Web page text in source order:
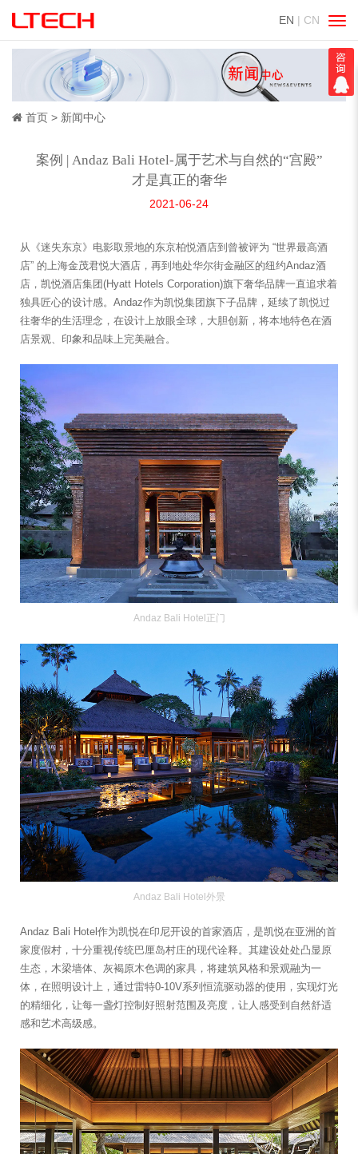
EN | CN
切
换
导
航
首页 新闻中心
案例 | Andaz Bali Hotel-属于艺术与自然的“宫殿”
才是真正的奢华
2021-06-24
从《迷失东京》电影取景地的东京柏悦酒店到曾被评为 “世界最高酒
店” 的上海金茂君悦大酒店，再到地处华尔街金融区的纽约Andaz酒
店，凯悦酒店集团(Hyatt Hotels Corporation)旗下奢华品牌一直追求着
独具匠心的设计感。Andaz作为凯悦集团旗下子品牌，延续了凯悦过
往奢华的生活理念，在设计上放眼全球，大胆创新，将本地特色在酒
店景观、印象和品味上完美融合。
Andaz Bali Hotel正门
Andaz Bali Hotel外景
Andaz Bali Hotel作为凯悦在印尼开设的首家酒店，是凯悦在亚洲的首
家度假村，十分重视传统巴厘岛村庄的现代诠释。其建设处处凸显原
生态，木梁墙体、灰褐原木色调的家具，将建筑风格和景观融为一
体，在照明设计上，通过雷特0-10V系列恒流驱动器的使用，实现灯光
的精细化，让每一盏灯控制好照射范围及亮度，让人感受到自然舒适
感和艺术高级感。